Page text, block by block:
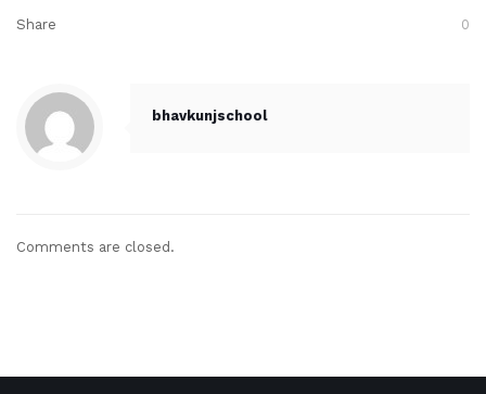
Share 0
bhavkunjschool
Comments are closed.